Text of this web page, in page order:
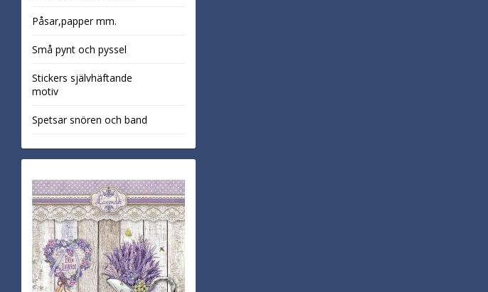
Påsar,papper mm.
Små pynt och pyssel
Stickers självhäftande
motiv
Spetsar snören och band